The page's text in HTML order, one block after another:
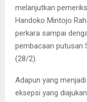
melanjutkan
Handoko Mintojo
perkara sampai
pembacaan putusan
(28/2).
Adapun yang
eksepsi yang